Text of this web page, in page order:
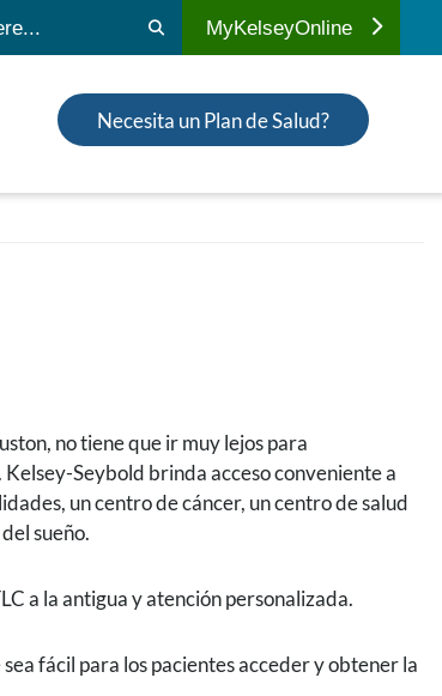
MyKelseyOnline
Necesita un Plan de Salud?
no tiene que ir muy lejos para
Seybold brinda acceso conveniente a
un centro de cáncer, un centro de salud
sueño.
a la antigua y atención personalizada.
fácil para los pacientes acceder y obtener la